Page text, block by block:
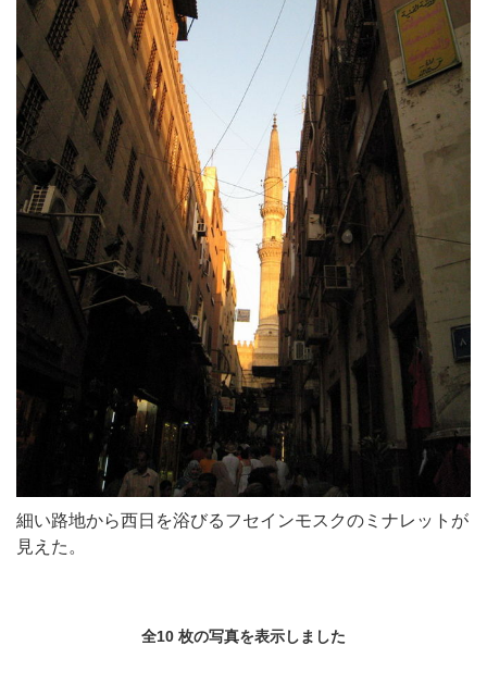
細い路地から西日を浴びるフセインモスクのミナレットが
見えた。
全10 枚の写真を表示しました